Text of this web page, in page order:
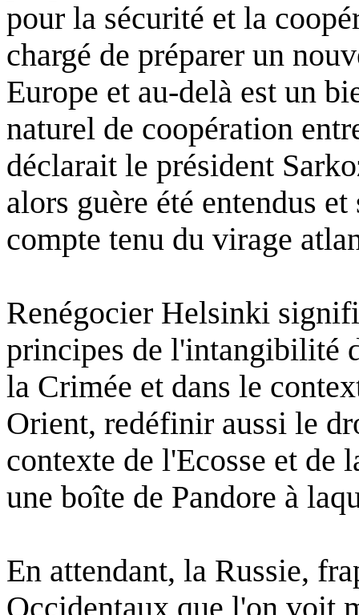
pour la sécurité et la
chargé de préparer un
Europe et au-delà est un
naturel de coopération
déclarait le président
alors guère été entendus et
compte tenu du virage
Renégocier Helsinki
principes de l'intangibilité
la Crimée et dans le
Orient, redéfinir aussi le
contexte de l'Ecosse et de
une boîte de Pandore à
En attendant, la Russie,
Occidentaux que l'on voit